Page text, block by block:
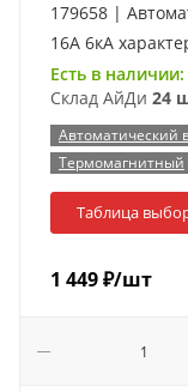
179658 |
16А 6кА
Есть в наличии:
Склад АйДи 24
Автоматический
Термомагнитный
Таблица
1 449₽/шт